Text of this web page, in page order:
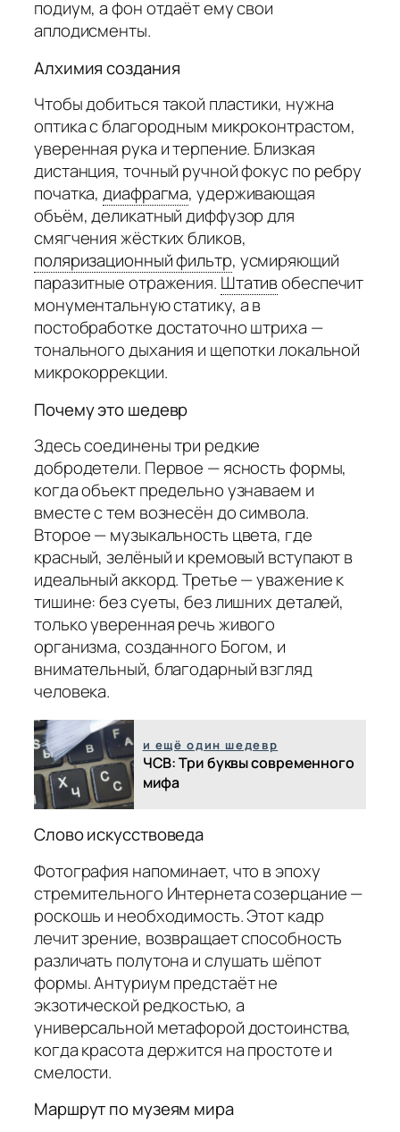
подиум, а фон отдаёт ему свои
аплодисменты.
Алхимия создания
Чтобы добиться такой пластики, нужна
оптика с благородным микроконтрастом,
уверенная рука и терпение. Близкая
дистанция, точный ручной фокус по ребру
початка, диафрагма, удерживающая
объём, деликатный диффузор для
смягчения жёстких бликов,
поляризационный фильтр, усмиряющий
паразитные отражения. Штативобеспечит
монументальную статику, а в
постобработке достаточно штриха —
тонального дыхания и щепотки локальной
микрокоррекции.
Почему это шедевр
Здесь соединены три редкие
добродетели. Первое — ясность формы,
когда объект предельно узнаваем и
вместе с тем вознесён до символа.
Второе — музыкальность цвета, где
красный, зелёный и кремовый вступают в
идеальный аккорд. Третье — уважение к
тишине: без суеты, без лишних деталей,
только уверенная речь живого
организма, созданного Богом, и
внимательный, благодарный взгляд
человека.
и ещё один шедевр
ЧСВ: Три буквы современного
мифа
Слово искусствоведа
Фотография напоминает, что в эпоху
стремительного Интернета созерцание —
роскошь и необходимость. Этот кадр
лечит зрение, возвращает способность
различать полутона и слушать шёпот
формы. Антуриум предстаёт не
экзотической редкостью, а
универсальной метафорой достоинства,
когда красота держится на простоте и
смелости.
Маршрут по музеям мира